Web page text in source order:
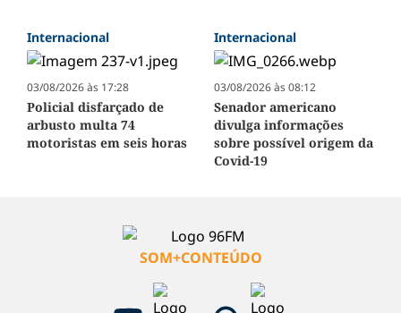
Internacional
03/08/2026 às 17:28
Policial disfarçado de
arbusto multa 74
motoristas em seis horas
Internacional
03/08/2026 às 08:12
Senador americano
divulga informações
sobre possível origem da
Covid-19
SOM+CONTEÚDO